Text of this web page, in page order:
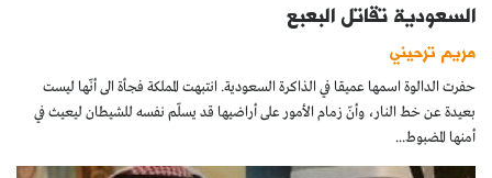
السعودية تقاتل البعبع
مريم ترحيني
حفرت الدالوة اسمها عميقا في الذاكرة السعودية. انتبهت المملكة فجأة الى أنّها ليست
بعيدة عن خط النار، وأنّ زمام الأمور على أراضيها قد يسلّم نفسه للشيطان ليعيث في
أمنها المضبوط...